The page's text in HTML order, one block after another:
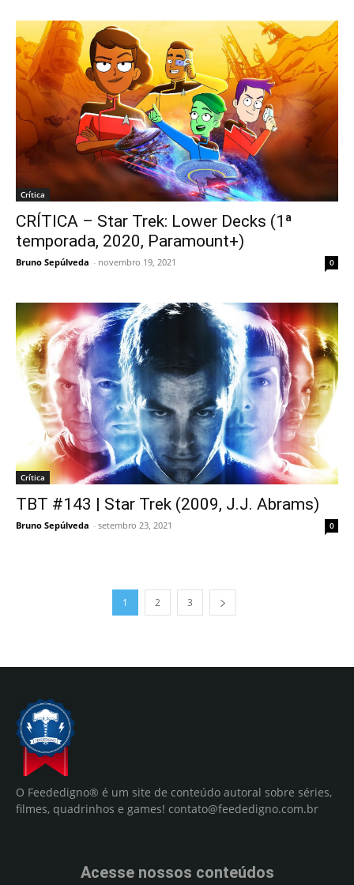
Crítica
CRÍTICA – Star Trek: Lower Decks (1ª
temporada, 2020, Paramount+)
Bruno Sepúlveda - novembro 19, 2021 0
Crítica
TBT #143 | Star Trek (2009, J.J. Abrams)
Bruno Sepúlveda - setembro 23, 2021 0
1 2 3
O Feededigno® é um site de conteúdo autoral sobre séries,
filmes, quadrinhos e games! contato@feededigno.com.br
Acesse nossos conteúdos